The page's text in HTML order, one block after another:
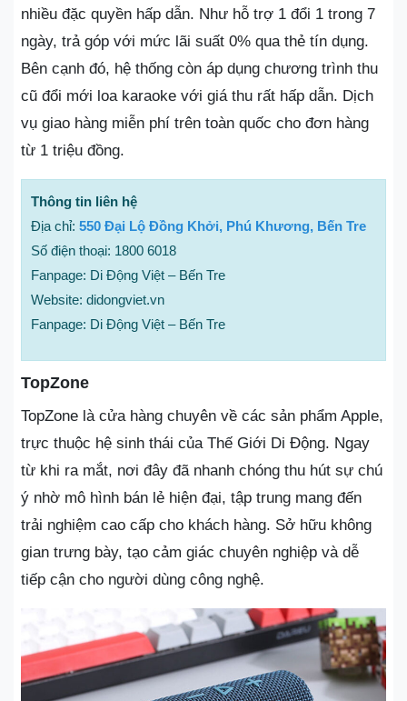
nhiều đặc quyền hấp dẫn. Như hỗ trợ 1 đổi 1 trong 7
ngày, trả góp với mức lãi suất 0% qua thẻ tín dụng.
Bên cạnh đó, hệ thống còn áp dụng chương trình thu
cũ đổi mới loa karaoke với giá thu rất hấp dẫn. Dịch
vụ giao hàng miễn phí trên toàn quốc cho đơn hàng
từ 1 triệu đồng.
Thông tin liên hệ
Địa chỉ: 550 Đại Lộ Đồng Khởi, Phú Khương, Bến Tre
Số điện thoại: 1800 6018
Fanpage: Di Động Việt – Bến Tre
Website: didongviet.vn
Fanpage: Di Động Việt – Bến Tre
TopZone
TopZone là cửa hàng chuyên về các sản phẩm Apple,
trực thuộc hệ sinh thái của Thế Giới Di Động. Ngay
từ khi ra mắt, nơi đây đã nhanh chóng thu hút sự chú
ý nhờ mô hình bán lẻ hiện đại, tập trung mang đến
trải nghiệm cao cấp cho khách hàng. Sở hữu không
gian trưng bày, tạo cảm giác chuyên nghiệp và dễ
tiếp cận cho người dùng công nghệ.